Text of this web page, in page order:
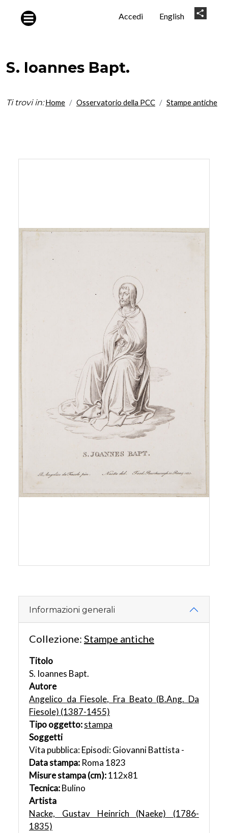
User
Accedi English
S. Ioannes Bapt.
Ti trovi in: Home Osservatorio della PCC Stampe antiche
Informazioni generali
Collezione: Stampe antiche
Titolo
S. Ioannes Bapt.
Autore
Angelico da Fiesole, Fra Beato (B.Ang. Da
Fiesole) (1387-1455)
Tipo oggetto:stampa
Soggetti
Vita pubblica: Episodi: Giovanni Battista -
Data stampa: Roma 1823
Misure stampa (cm):112x81
Tecnica:Bulino
Artista
Nacke, Gustav Heinrich (Naeke) (1786-
1835)